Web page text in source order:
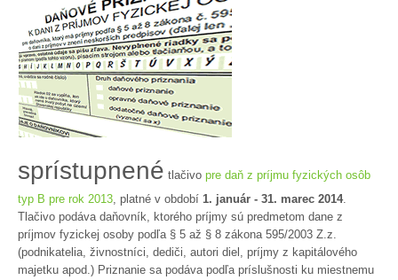
sprístupnené tlačivo pre daň z príjmu fyzických osôb
typ B pre rok 2013, platné v období 1. január - 31. marec 2014.
Tlačivo podáva daňovník, ktorého príjmy sú predmetom dane z
príjmov fyzickej osoby podľa § 5 až § 8 zákona 595/2003 Z.z.
(podnikatelia, živnostníci, dediči, autori diel, príjmy z kapitálového
majetku apod.) Priznanie sa podáva podľa príslušnosti ku miestnemu